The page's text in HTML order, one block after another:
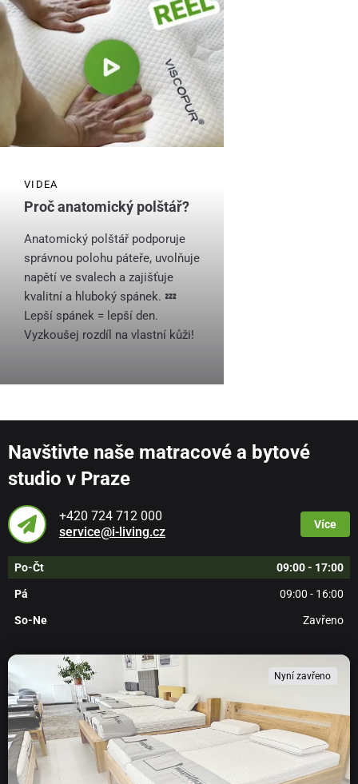
VIDEA
Proč anatomický polštář?
Anatomický polštář podporuje
správnou polohu páteře, uvolňuje
napětí ve svalech a zajišťuje
kvalitní a hluboký spánek. 💤
Lepší spánek = lepší den.
Vyzkoušej rozdíl na vlastní kůži!
Navštivte naše matracové a bytové
studio v Praze
+420 724 712 000
service@i-living.cz
Více
Po-Čt 09:00 - 17:00
Pá 09:00 - 16:00
So-Ne Zavřeno
Nyní zavřeno